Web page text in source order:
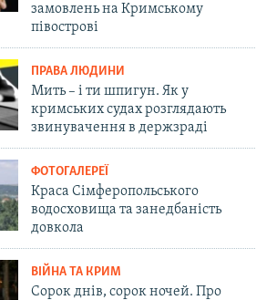
замовлень на Кримському
півострові
ПРАВА ЛЮДИНИ
Мить – і ти шпигун. Як у
кримських судах розглядають
звинувачення в держзраді
ФОТОГАЛЕРЕЇ
Краса Сімферопольського
водосховища та занедбаність
довкола
ВІЙНА ТА КРИМ
Сорок днів, сорок ночей. Про